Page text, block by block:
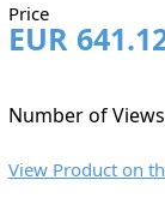
Price
EUR
Number of
View Product on